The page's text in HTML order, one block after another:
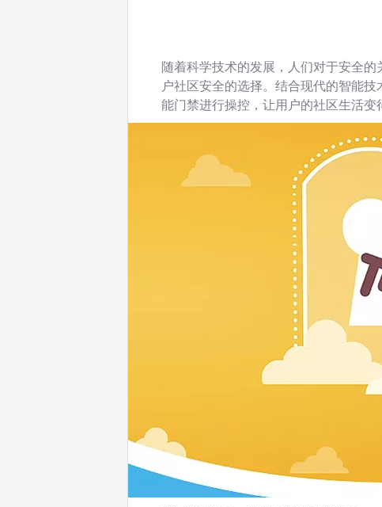
随着科学技术的发展，人们对于安全
户社区安全的选择。结合现代的智能
能门禁进行操控，让用户的社区生活变